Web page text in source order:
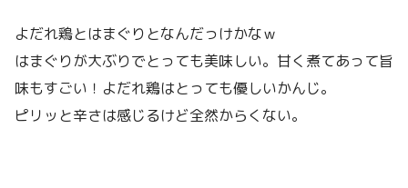
よだれ鶏とはまぐりとなんだっけかなｗ
はまぐりが大ぶりでとっても美味しい。甘く煮てあって旨
味もすごい！よだれ鶏はとっても優しいかんじ。
ピリッと辛さは感じるけど全然からくない。